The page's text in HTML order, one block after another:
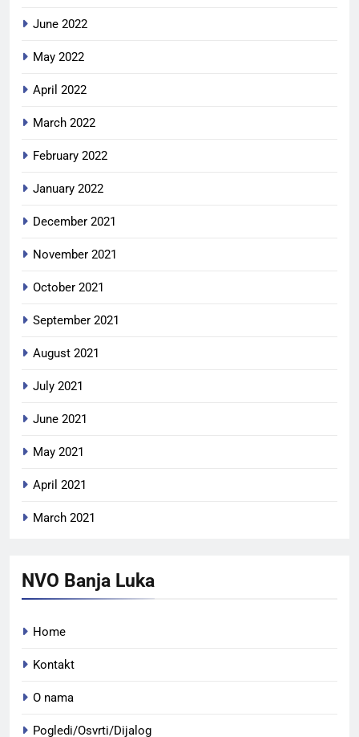
June 2022
May 2022
April 2022
March 2022
February 2022
January 2022
December 2021
November 2021
October 2021
September 2021
August 2021
July 2021
June 2021
May 2021
April 2021
March 2021
NVO Banja Luka
Home
Kontakt
O nama
Pogledi/Osvrti/Dijalog